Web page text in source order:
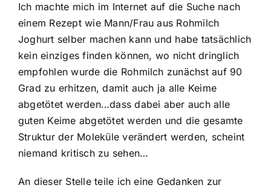
Ich machte mich im Internet auf die Suche nach
einem Rezept wie Mann/Frau aus Rohmilch
Joghurt selber machen kann und habe tatsächlich
kein einziges finden können, wo nicht dringlich
empfohlen wurde die Rohmilch zunächst auf 90
Grad zu erhitzen, damit auch ja alle Keime
abgetötet werden…dass dabei aber auch alle
guten Keime abgetötet werden und die gesamte
Struktur der Moleküle verändert werden, scheint
niemand kritisch zu sehen…
An dieser Stelle teile ich eine Gedanken zur